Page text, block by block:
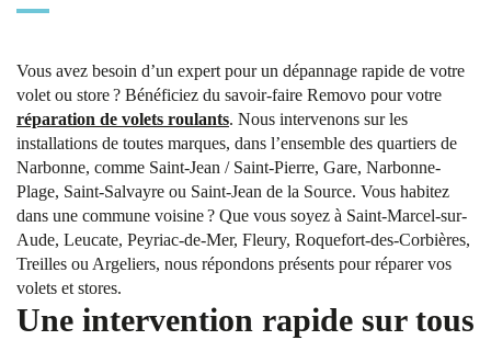
Vous avez besoin d’un expert pour un dépannage rapide de votre
volet ou store ? Bénéficiez du savoir-faire Removo pour votre
réparation de volets roulants. Nous intervenons sur les
installations de toutes marques, dans l’ensemble des quartiers de
Narbonne, comme Saint-Jean / Saint-Pierre, Gare, Narbonne-
Plage, Saint-Salvayre ou Saint-Jean de la Source. Vous habitez
dans une commune voisine ? Que vous soyez à Saint-Marcel-sur-
Aude, Leucate, Peyriac-de-Mer, Fleury, Roquefort-des-Corbières,
Treilles ou Argeliers, nous répondons présents pour réparer vos
volets et stores.
Une intervention rapide sur tous